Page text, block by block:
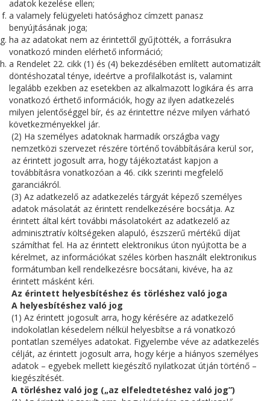
adatok kezelése ellen;
a valamely felügyeleti hatósághoz címzett panasz
benyújtásának joga;
ha az adatokat nem az érintettől gyűjtötték, a forrásukra
vonatkozó minden elérhető információ;
a Rendelet 22. cikk (1) és (4) bekezdésében említett automatizált
döntéshozatal ténye, ideértve a profilalkotást is, valamint
legalább ezekben az esetekben az alkalmazott logikára és arra
vonatkozó érthető információk, hogy az ilyen adatkezelés
milyen jelentőséggel bír, és az érintettre nézve milyen várható
következményekkel jár.
(2) Ha személyes adatoknak harmadik országba vagy
nemzetközi szervezet részére történő továbbítására kerül sor,
az érintett jogosult arra, hogy tájékoztatást kapjon a
továbbításra vonatkozóan a 46. cikk szerinti megfelelő
garanciákról.
(3) Az adatkezelő az adatkezelés tárgyát képező személyes
adatok másolatát az érintett rendelkezésére bocsátja. Az
érintett által kért további másolatokért az adatkezelő az
adminisztratív költségeken alapuló, észszerű mértékű díjat
számíthat fel. Ha az érintett elektronikus úton nyújtotta be a
kérelmet, az információkat széles körben használt elektronikus
formátumban kell rendelkezésre bocsátani, kivéve, ha az
érintett másként kéri.
Az érintett helyesbítéshez és törléshez való joga
A helyesbítéshez való jog
(1) Az érintett jogosult arra, hogy kérésére az adatkezelő
indokolatlan késedelem nélkül helyesbítse a rá vonatkozó
pontatlan személyes adatokat. Figyelembe véve az adatkezelés
célját, az érintett jogosult arra, hogy kérje a hiányos személyes
adatok – egyebek mellett kiegészítő nyilatkozat útján történő –
kiegészítését.
A törléshez való jog („az elfeledtetéshez való jog”)